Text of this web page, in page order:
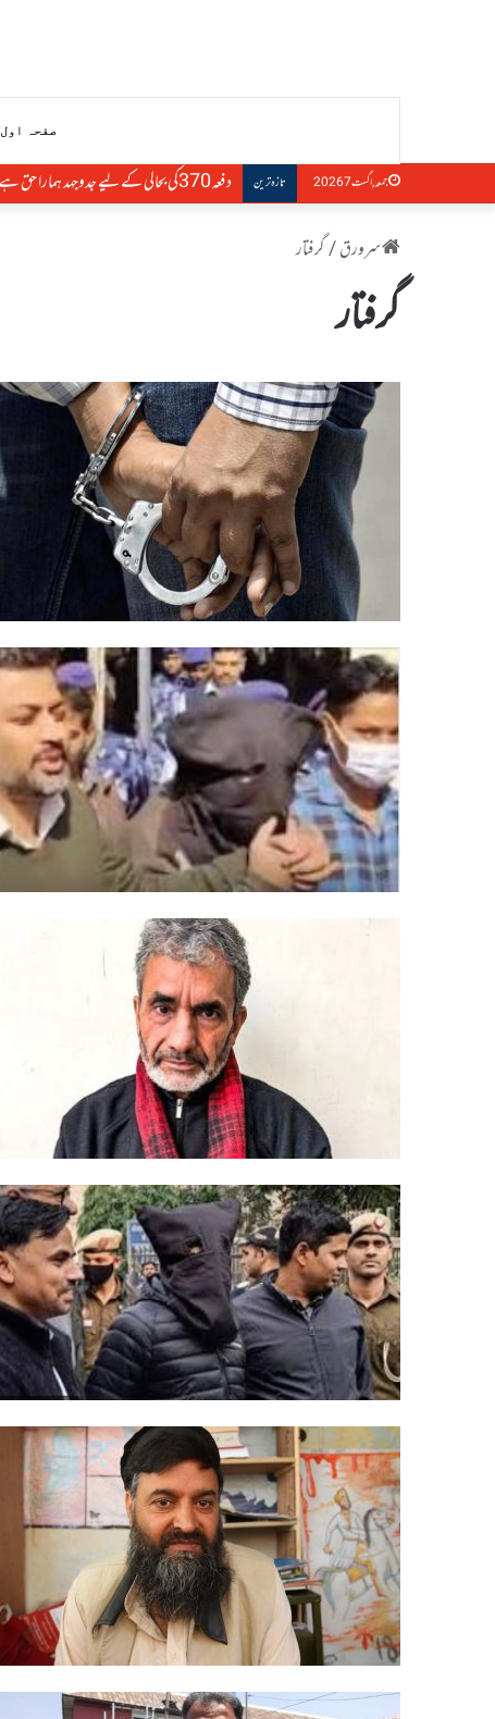
صفحہ اول
جمعہ, اگست 7 2026 تازہ ترین دفعہ370کی بحالی کے لیے جدوجہد ہمارا حق ہے، التجا مفتی
سرورق/گرفتار
گرفتار